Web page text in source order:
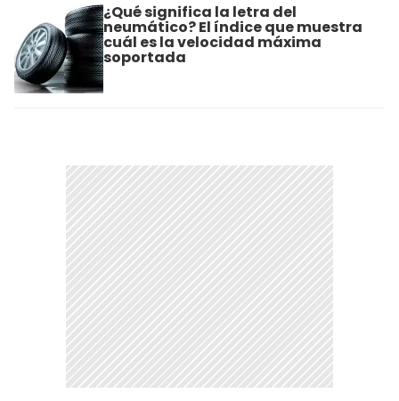
¿Qué significa la letra del
neumático? El índice que muestra
cuál es la velocidad máxima
soportada